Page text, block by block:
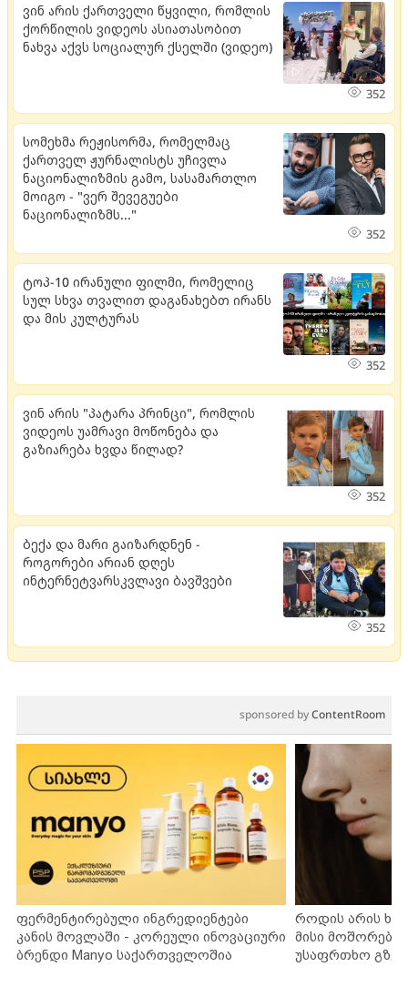
ვინ არის ქართველი წყვილი, რომლის
ქორწილის ვიდეოს ასიათასობით
ნახვა აქვს სოციალურ ქსელში (ვიდეო)
352
სომეხმა რეჟისორმა, რომელმაც
ქართველ ჟურნალისტს უჩივლა
ნაციონალიზმის გამო, სასამართლო
მოიგო - "ვერ შევეგუები
ნაციონალიზმს..."
352
ტოპ-10 ირანული ფილმი, რომელიც
სულ სხვა თვალით დაგანახებთ ირანს
და მის კულტურას
352
ვინ არის "პატარა პრინცი", რომლის
ვიდეოს უამრავი მოწონება და
გაზიარება ხვდა წილად?
352
ბექა და მარი გაიზარდნენ -
როგორები არიან დღეს
ინტერნეტვარსკვლავი ბავშვები
352
sponsored byContentRoom
ფერმენტირებული ინგრედიენტები
კანის მოვლაში - კორეული ინოვაციური
ბრენდი Manyo საქართველოშია
როდის არის
მისი
უსაფრთხო